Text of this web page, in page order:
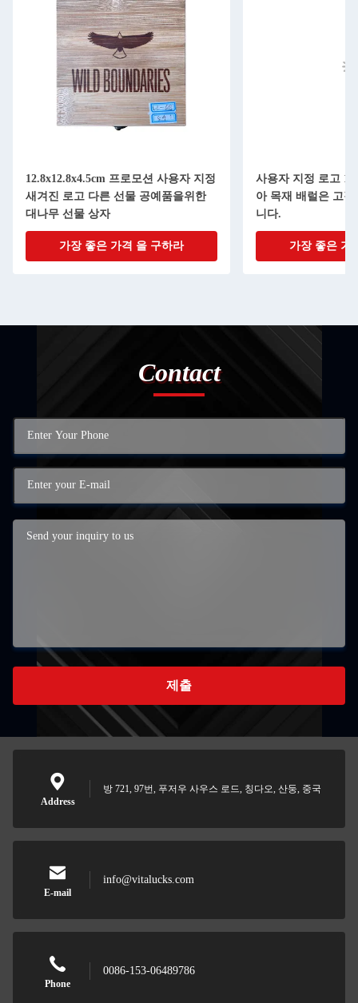
12.8x12.8x4.5cm 프로모션 사용자 지정
새겨진 로고 다른 선물 공예품을위한
대나무 선물 상자
가장 좋은 가격 을 구하라
사용자 지정 로고
아 목재 배럴은 고
니다.
가장 좋은 가
Contact
제출
Address
방 721, 97번, 푸저우 사우스 로드, 칭다오, 산둥, 중국
E-mail
info@vitalucks.com
Phone
0086-153-06489786